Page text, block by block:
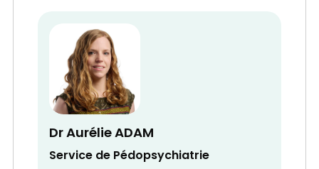
Dr Aurélie ADAM
Service de Pédopsychiatrie